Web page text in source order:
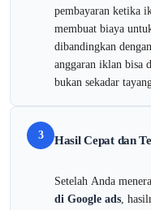
pembayaran ketika
membuat biaya
dibandingkan
anggaran iklan bisa
bukan sekadar
3 Hasil Cepat dan
Setelah Anda
di Google ads,